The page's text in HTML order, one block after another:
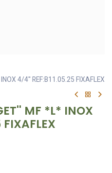
4/4'' REF:B11.05.25 FIXAFLEX
MF *L* INOX